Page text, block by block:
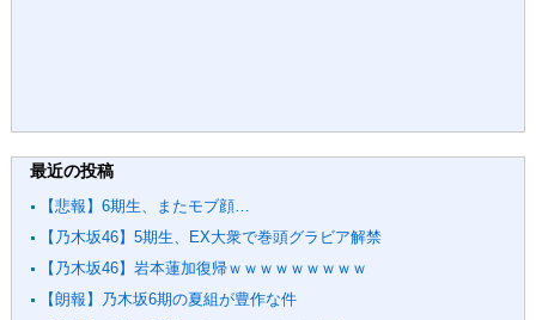
最近の投稿
【悲報】6期生、またモブ顔…
【乃木坂46】5期生、EX大衆で巻頭グラビア解禁
【乃木坂46】岩本蓮加復帰ｗｗｗｗｗｗｗｗｗ
【朗報】乃木坂6期の夏組が豊作な件